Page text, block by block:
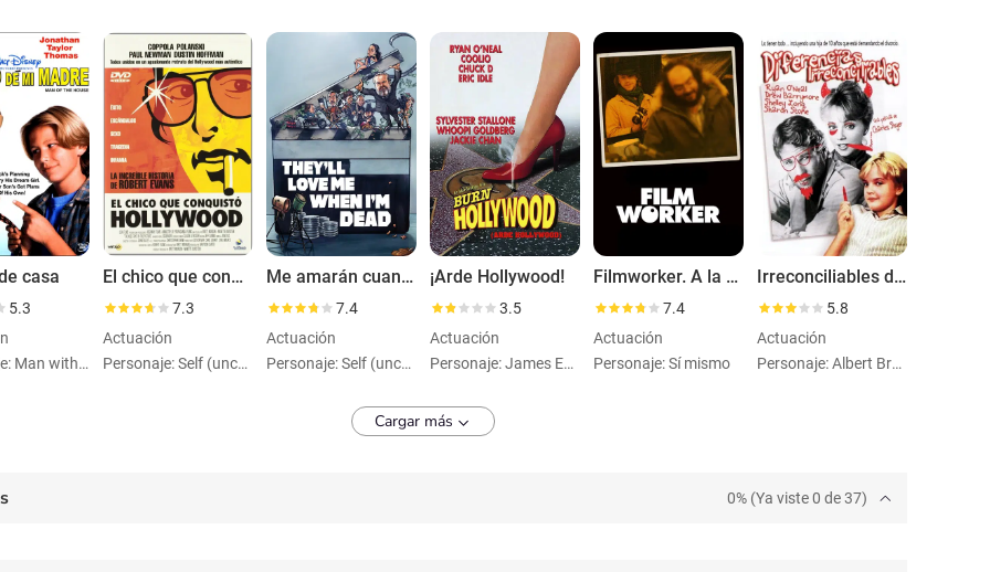
casa
5.3
Personaje: Man with Kite (uncredited)
El chico que conquistó Hollywood
7.3
Actuación
Personaje: Self (uncredited) (archiveFootage)
Me amarán cuando esté muerto
7.4
Actuación
Personaje: Self (uncredited) (archiveFootage)
¡Arde Hollywood!
3.5
Actuación
Personaje: James Edmunds
Filmworker. A la sombra de Kubrick
7.4
Actuación
Personaje: Sí mismo
Irreconciliables diferencias
5.8
Actuación
Personaje: Albert Brodsky
Cargar más
0% (Ya viste 0 de 37)